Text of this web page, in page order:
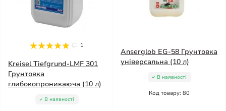
1
Kreisel Tiefgrund-LMF 301
Грунтовка
глибокопроникаюча (10 л)
В наявності
Anserglob EG-58 Грунтовка
універсальна (10 л)
В наявності
Код товару: 80